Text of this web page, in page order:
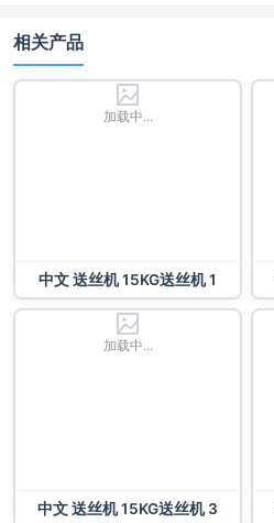
相关产品
加载中...
中文 送丝机 15KG送丝机 1
加载中...
中文 送丝机 15KG送丝机 3